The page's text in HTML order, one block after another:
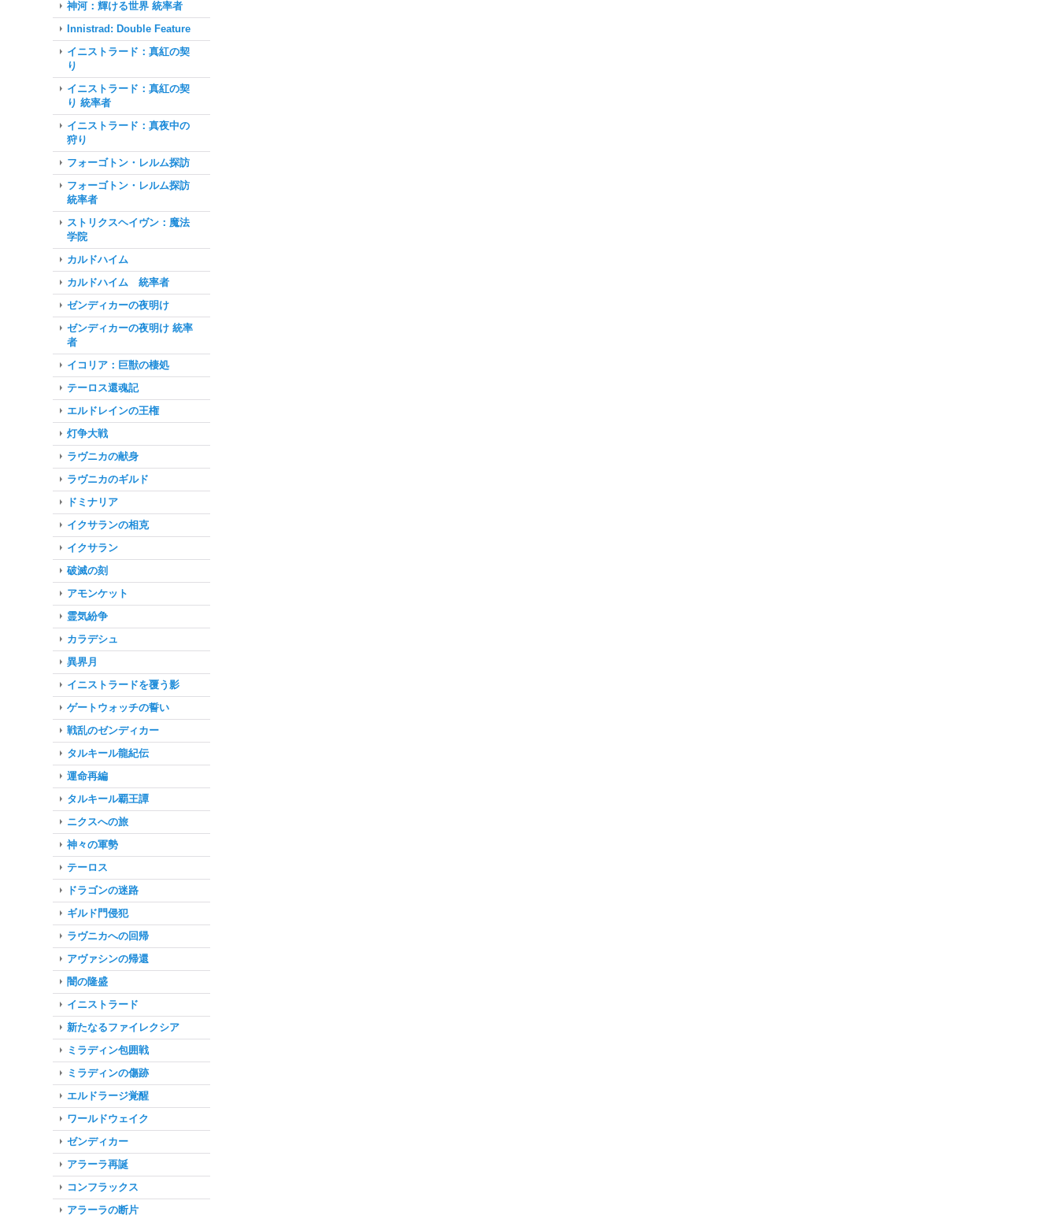
神河：輝ける世界 統率者
Innistrad: Double Feature
イニストラード：真紅の契
り
イニストラード：真紅の契
り 統率者
イニストラード：真夜中の
狩り
フォーゴトン・レルム探訪
フォーゴトン・レルム探訪
統率者
ストリクスヘイヴン：魔法
学院
カルドハイム
カルドハイム 統率者
ゼンディカーの夜明け
ゼンディカーの夜明け 統率
者
イコリア：巨獣の棲処
テーロス還魂記
エルドレインの王権
灯争大戦
ラヴニカの献身
ラヴニカのギルド
ドミナリア
イクサランの相克
イクサラン
破滅の刻
アモンケット
霊気紛争
カラデシュ
異界月
イニストラードを覆う影
ゲートウォッチの誓い
戦乱のゼンディカー
タルキール龍紀伝
運命再編
タルキール覇王譚
ニクスへの旅
神々の軍勢
テーロス
ドラゴンの迷路
ギルド門侵犯
ラヴニカへの回帰
アヴァシンの帰還
闇の隆盛
イニストラード
新たなるファイレクシア
ミラディン包囲戦
ミラディンの傷跡
エルドラージ覚醒
ワールドウェイク
ゼンディカー
アラーラ再誕
コンフラックス
アラーラの断片